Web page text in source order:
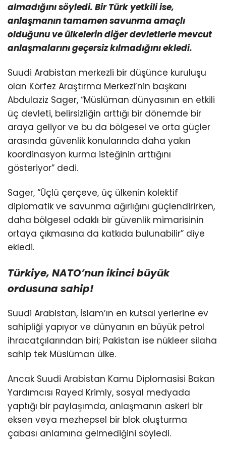
almadığını söyledi. Bir Türk yetkili ise,
anlaşmanın tamamen savunma amaçlı
olduğunu ve ülkelerin diğer devletlerle mevcut
anlaşmalarını geçersiz kılmadığını ekledi.
Suudi Arabistan merkezli bir düşünce kuruluşu
olan Körfez Araştırma Merkezi’nin başkanı
Abdulaziz Sager, “Müslüman dünyasının en etkili
üç devleti, belirsizliğin arttığı bir dönemde bir
araya geliyor ve bu da bölgesel ve orta güçler
arasında güvenlik konularında daha yakın
koordinasyon kurma isteğinin arttığını
gösteriyor” dedi.
Sager, “Üçlü çerçeve, üç ülkenin kolektif
diplomatik ve savunma ağırlığını güçlendirirken,
daha bölgesel odaklı bir güvenlik mimarisinin
ortaya çıkmasına da katkıda bulunabilir” diye
ekledi.
Türkiye, NATO’nunikinci büyük
ordusuna sahip!
Suudi Arabistan, İslam’ın en kutsal yerlerine ev
sahipliği yapıyor ve dünyanın en büyük petrol
ihracatçılarından biri; Pakistan ise nükleer silaha
sahip tek Müslüman ülke.
Ancak Suudi Arabistan Kamu Diplomasisi Bakan
Yardımcısı Rayed Krimly, sosyal medyada
yaptığı bir paylaşımda, anlaşmanın askeri bir
eksen veya mezhepsel bir blok oluşturma
çabası anlamına gelmediğini söyledi.